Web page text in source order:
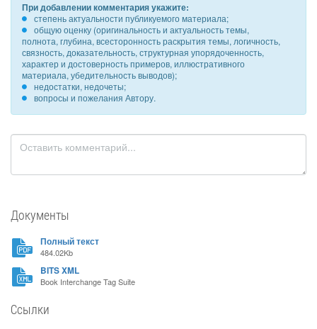
При добавлении комментария укажите:
степень актуальности публикуемого материала;
общую оценку (оригинальность и актуальность темы,
полнота, глубина, всесторонность раскрытия темы, логичность,
связность, доказательность, структурная упорядоченность,
характер и достоверность примеров, иллюстративного
материала, убедительность выводов);
недостатки, недочеты;
вопросы и пожелания Автору.
Документы
Полный текст
484.02Kb
BITS XML
Book Interchange Tag Suite
Ссылки